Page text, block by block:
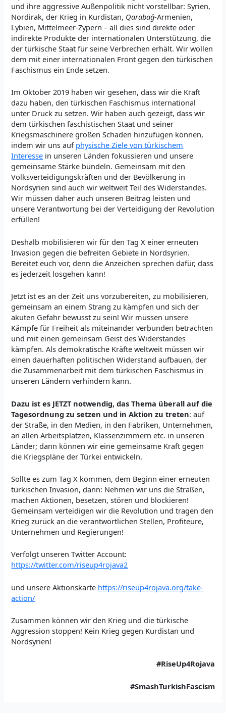
und ihre aggressive Außenpolitik nicht vorstellbar: Syrien,
Nordirak, der Krieg in Kurdistan, Qarabağ-Armenien,
Lybien, Mittelmeer-Zypern – all dies sind direkte oder
indirekte Produkte der internationalen Unterstützung, die
der türkische Staat für seine Verbrechen erhält. Wir wollen
dem mit einer internationalen Front gegen den türkischen
Faschismus ein Ende setzen.
Im Oktober 2019 haben wir gesehen, dass wir die Kraft
dazu haben, den türkischen Faschismus international
unter Druck zu setzen. Wir haben auch gezeigt, dass wir
dem türkischen faschistischen Staat und seiner
Kriegsmaschinere großen Schaden hinzufügen können,
indem wir uns auf physische Ziele von türkischem
Interesse in unseren Länden fokussieren und unsere
gemeinsame Stärke bündeln. Gemeinsam mit den
Volksverteidigungskräften und der Bevölkerung in
Nordsyrien sind auch wir weltweit Teil des Widerstandes.
Wir müssen daher auch unseren Beitrag leisten und
unsere Verantwortung bei der Verteidigung der Revolution
erfüllen!
Deshalb mobilisieren wir für den Tag X einer erneuten
Invasion gegen die befreiten Gebiete in Nordsyrien.
Bereitet euch vor, denn die Anzeichen sprechen dafür, dass
es jederzeit losgehen kann!
Jetzt ist es an der Zeit uns vorzubereiten, zu mobilisieren,
gemeinsam an einem Strang zu kämpfen und sich der
akuten Gefahr bewusst zu sein! Wir müssen unsere
Kämpfe für Freiheit als miteinander verbunden betrachten
und mit einen gemeinsam Geist des Widerstandes
kämpfen. Als demokratische Kräfte weltweit müssen wir
einen dauerhaften politischen Widerstand aufbauen, der
die Zusammenarbeit mit dem türkischen Faschismus in
unseren Ländern verhindern kann.
Dazu ist es JETZT notwendig, dasThema überallauf die
Tagesordnung zu setzen und in Aktion zu treten: auf
der Straße, in den Medien, in den Fabriken, Unternehmen,
an allen Arbeitsplätzen, Klassenzimmern etc. in unseren
Länder; dann können wir eine gemeinsame Kraft gegen
die Kriegspläne der Türkei entwickeln.
Sollte es zum Tag X kommen, dem Beginn einer erneuten
türkischen Invasion, dann: Nehmen wir uns die Straßen,
machen Aktionen, besetzen, stören und blockieren!
Gemeinsam verteidigen wir die Revolution und tragen den
Krieg zurück an die verantwortlichen Stellen, Profiteure,
Unternehmen und Regierungen!
Verfolgt unseren Twitter Account:
https://twitter.com/riseup4rojava2
und unsere Aktionskarte https://riseup4rojava.org/take-
action/
Zusammen können wir den Krieg und die türkische
Aggression stoppen! Kein Krieg gegen Kurdistan und
Nordsyrien!
#RiseUp4Rojava
#SmashTurkishFascism